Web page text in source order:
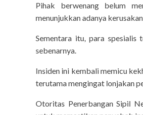
Pihak berwenang belum
menunjukkan adanya
Sementara itu, para spesialis
sebenarnya.
Insiden ini kembali memicu
terutama mengingat lonjakan
Otoritas Penerbangan Sipil